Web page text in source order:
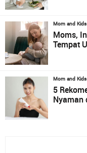
Mom and Kids
Moms,
Tempat
Mom and Kids
5
Nyaman